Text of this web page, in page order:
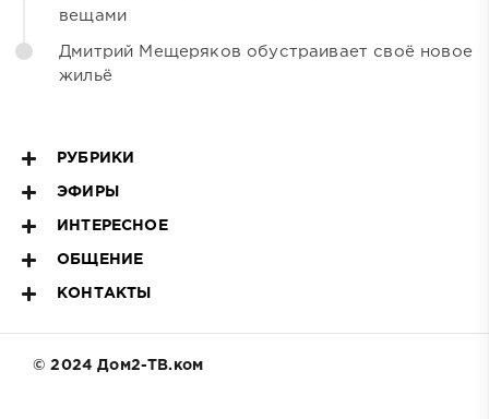
вещами
Дмитрий Мещеряков обустраивает своё новое
жильё
РУБРИКИ
ЭФИРЫ
ИНТЕРЕСНОЕ
ОБЩЕНИЕ
КОНТАКТЫ
© 2024 Дом2-ТВ.ком